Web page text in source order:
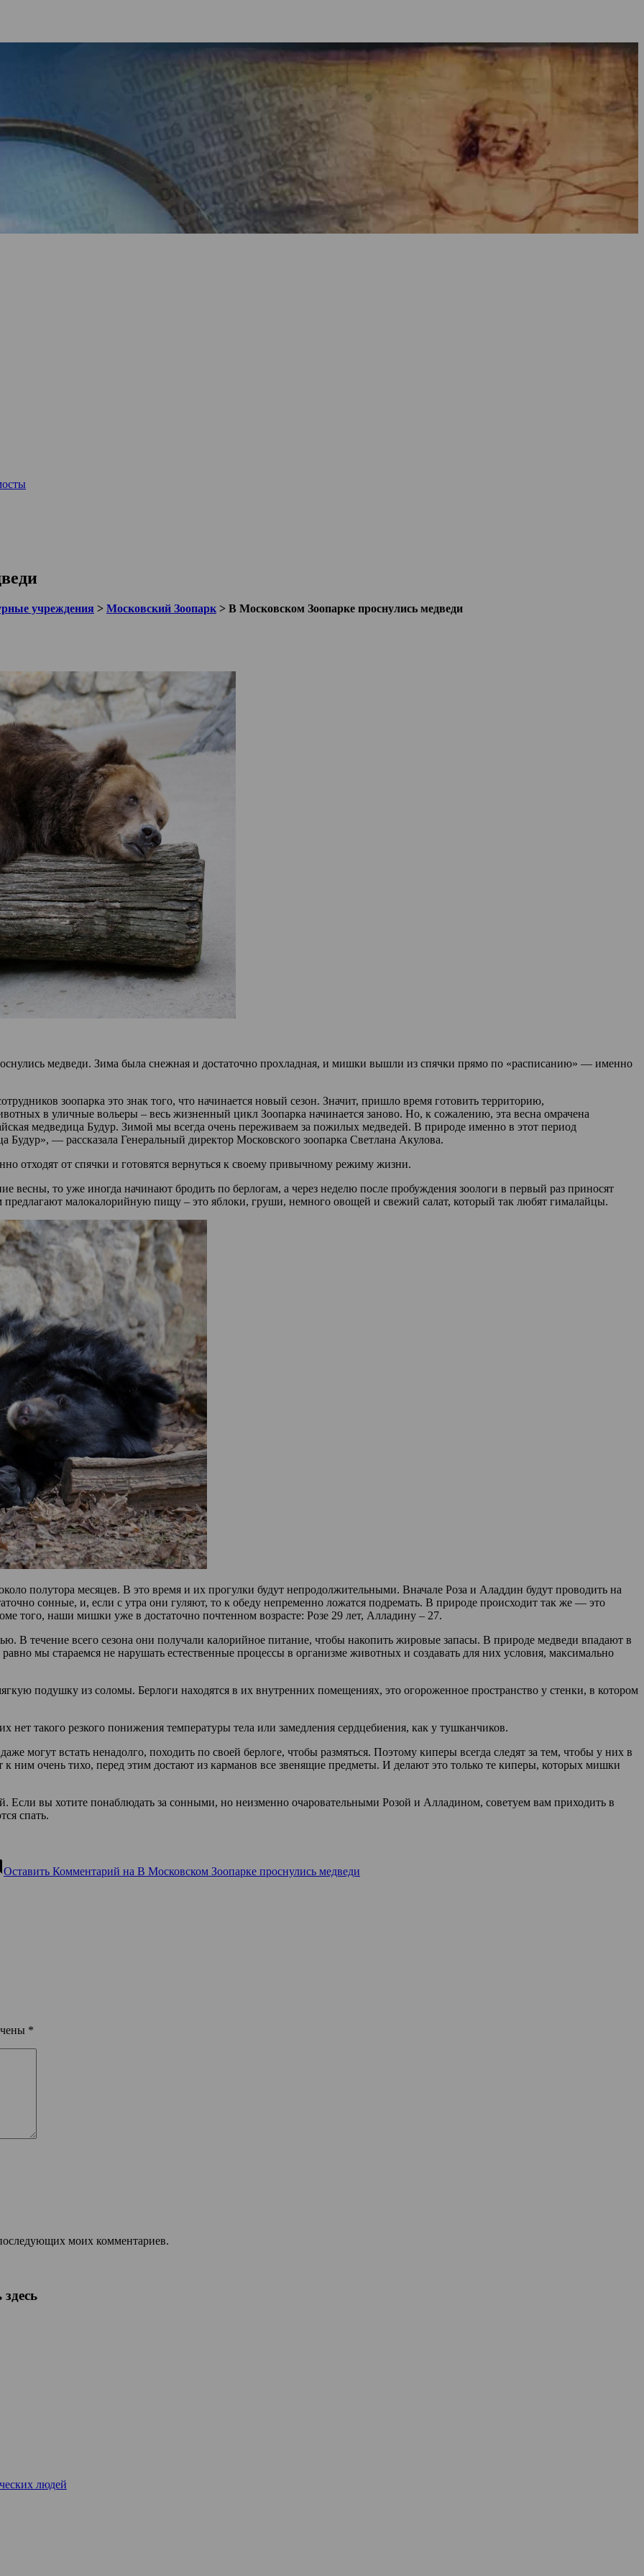
учреждения > Московский Зоопарк > В Московском Зоопарке проснулись медведи
медведи. Зима была снежная и достаточно прохладная, и мишки вышли из спячки прямо по «расписанию» — именно
зоопарка это знак того, что начинается новый сезон. Значит, пришло время готовить территорию,
в уличные вольеры – весь жизненный цикл Зоопарка начинается заново. Но, к сожалению, эта весна омрачена
медведица Будур. Зимой мы всегда очень переживаем за пожилых медведей. В природе именно в этот период
— рассказала Генеральный директор Московского зоопарка Светлана Акулова.
отходят от спячки и готовятся вернуться к своему привычному режиму жизни.
весны, то уже иногда начинают бродить по берлогам, а через неделю после пробуждения зоологи в первый раз приносят
малокалорийную пищу – это яблоки, груши, немного овощей и свежий салат, который так любят гималайцы.
полутора месяцев. В это время и их прогулки будут непродолжительными. Вначале Роза и Аладдин будут проводить на
сонные, и, если с утра они гуляют, то к обеду непременно ложатся подремать. В природе происходит так же — это
того, наши мишки уже в достаточно почтенном возрасте: Розе 29 лет, Алладину – 27.
В течение всего сезона они получали калорийное питание, чтобы накопить жировые запасы. В природе медведи впадают в
мы стараемся не нарушать естественные процессы в организме животных и создавать для них условия, максимально
подушку из соломы. Берлоги находятся в их внутренних помещениях, это огороженное пространство у стенки, в котором
нет такого резкого понижения температуры тела или замедления сердцебиения, как у тушканчиков.
могут встать ненадолго, походить по своей берлоге, чтобы размяться. Поэтому киперы всегда следят за тем, чтобы у них в
к ним очень тихо, перед этим достают из карманов все звенящие предметы. И делают это только те киперы, которых мишки
Если вы хотите понаблюдать за сонными, но неизменно очаровательными Розой и Алладином, советуем вам приходить в
спать.
Оставить Комментарий на В Московском Зоопарке проснулись медведи
*
моих комментариев.
людей